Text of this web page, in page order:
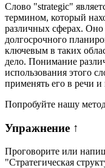
Слово "strategic"
термином, который
различных сферах. Оно
долгосрочного
ключевым в таких
дело. Понимание
использования этого
применять его в речи и
Попробуйте нашу
Упражнение ↑
Проговорите или
"Стратегическая